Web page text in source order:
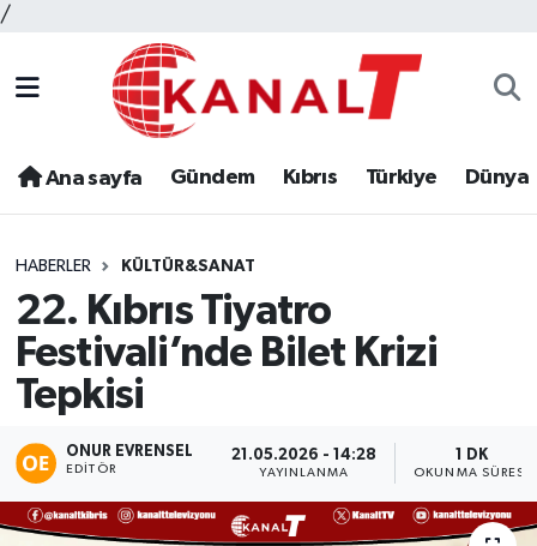
/
Ana sayfa Gündem Kıbrıs Türkiye Dünya
HABERLER KÜLTÜR&SANAT
22. Kıbrıs Tiyatro
Festivali’nde Bilet Krizi
Tepkisi
ONUR EVRENSEL
EDITÖR
21.05.2026 - 14:28
YAYINLANMA
1 DK
OKUNMA SÜRESI